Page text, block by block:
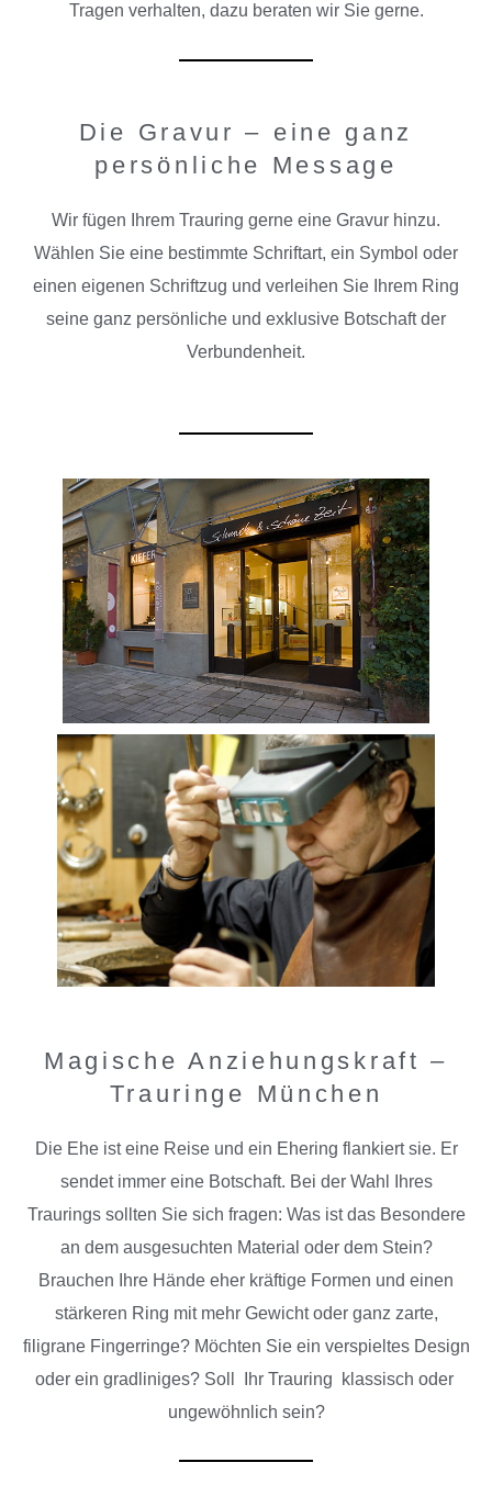
Tragen verhalten, dazu beraten wir Sie gerne.
Die Gravur – eine ganz
persönliche Message
Wir fügen Ihrem Trauring gerne eine Gravur hinzu.
Wählen Sie eine bestimmte Schriftart, ein Symbol oder
einen eigenen Schriftzug und verleihen Sie Ihrem Ring
seine ganz persönliche und exklusive Botschaft der
Verbundenheit.
Magische Anziehungskraft –
Trauringe München
Die Ehe ist eine Reise und ein Ehering flankiert sie. Er
sendet immer eine Botschaft. Bei der Wahl Ihres
Traurings sollten Sie sich fragen: Was ist das Besondere
an dem ausgesuchten Material oder dem Stein?
Brauchen Ihre Hände eher kräftige Formen und einen
stärkeren Ring mit mehr Gewicht oder ganz zarte,
filigrane Fingerringe? Möchten Sie ein verspieltes Design
oder ein gradliniges? Soll Ihr Trauring klassisch oder
ungewöhnlich sein?